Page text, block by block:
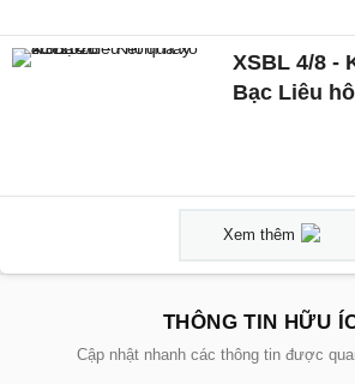
XSBL 4/8 -
Bạc Liêu
Xem thêm
THÔNG TIN HỮU
Cập nhật nhanh các thông tin được